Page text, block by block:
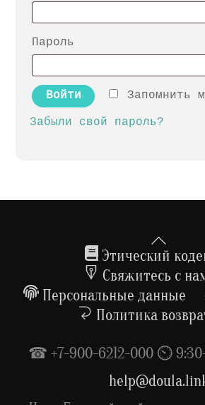
Пароль
Запомнить
Войти
Забыли свой пароль?
Back
To
Top
Этический
Свяжитесь с
Персональные данные
Политика
☎ +7-900-6212-000 ⏲